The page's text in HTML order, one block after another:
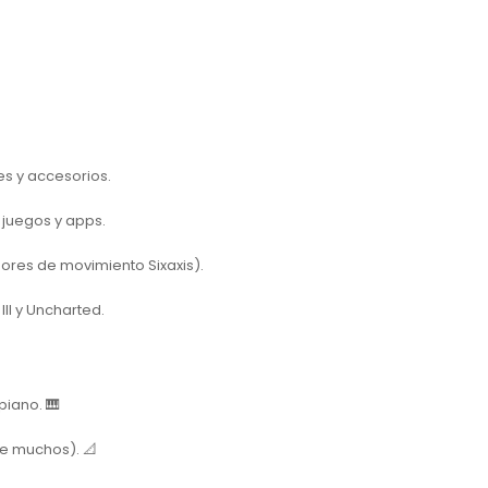
y accesorios.
y apps.
de movimiento Sixaxis).
yUncharted.
🎹
muchos). 📐